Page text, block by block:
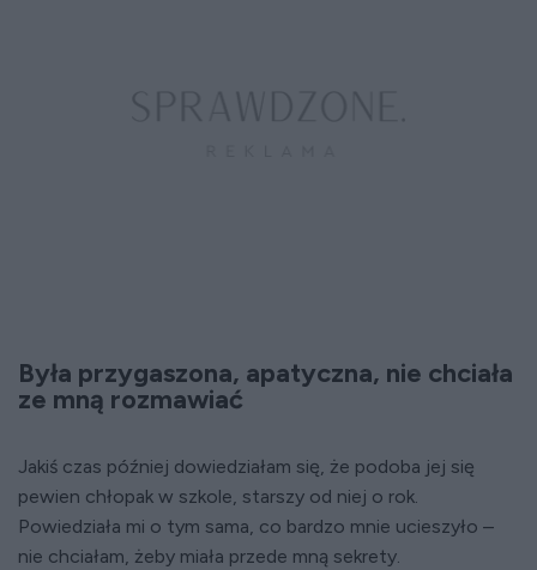
Była przygaszona, apatyczna, nie chciała
ze mną rozmawiać
Jakiś czas później dowiedziałam się, że podoba jej się
pewien chłopak w szkole, starszy od niej o rok.
Powiedziała mi o tym sama, co bardzo mnie ucieszyło –
nie chciałam, żeby miała przede mną sekrety.